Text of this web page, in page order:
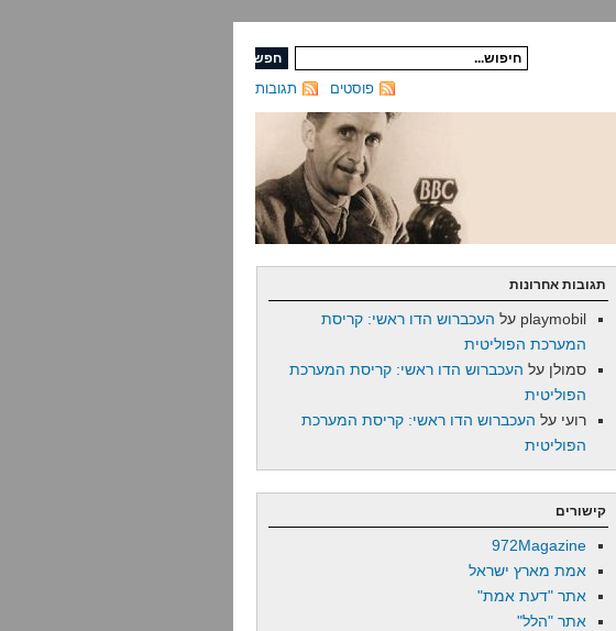
תגובות פוסטים
תגובות אחרונות
playmobil על העכברוש הדו ראשי: קריסת
המערכת הפוליטית
סמולן על העכברוש הדו ראשי: קריסת המערכת
הפוליטית
רועי על העכברוש הדו ראשי: קריסת המערכת
הפוליטית
קישורים
972Magazine
אמת מארץ ישראל
אתר "דעת אמת"
אתר "הלל"